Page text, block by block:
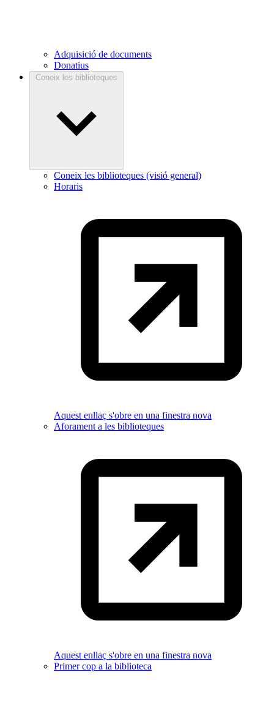
Adquisició de documents
Donatius
Coneix les biblioteques
Coneix les biblioteques (visió general)
Horaris
Aquest enllaç s'obre en una finestra nova
Aforament a les biblioteques
Aquest enllaç s'obre en una finestra nova
Primer cop a la biblioteca